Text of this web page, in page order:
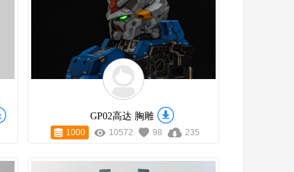
GP02高达 胸雕
1000 10572 98 235